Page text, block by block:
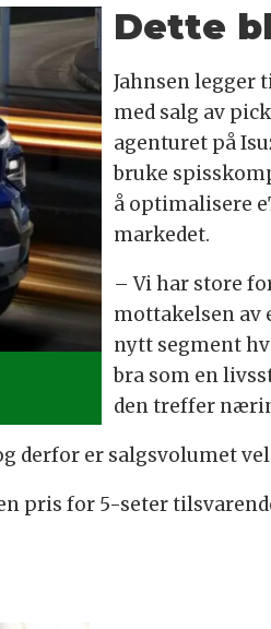
Dette
Jahnsen legger
med salg av
agenturet på
bruke
å optimalisere
markedet.
– Vi har store
mottakelsen av
nytt segment
bra som en
den treffer
derfor er salgsvolumet
pris for 5-seter